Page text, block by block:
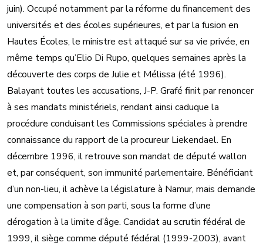
juin). Occupé notamment par la réforme du financement des
universités et des écoles supérieures, et par la fusion en
Hautes Écoles, le ministre est attaqué sur sa vie privée, en
même temps qu’Elio Di Rupo, quelques semaines après la
découverte des corps de Julie et Mélissa (été 1996).
Balayant toutes les accusations, J-P. Grafé finit par renoncer
à ses mandats ministériels, rendant ainsi caduque la
procédure conduisant les Commissions spéciales à prendre
connaissance du rapport de la procureur Liekendael. En
décembre 1996, il retrouve son mandat de député wallon
et, par conséquent, son immunité parlementaire. Bénéficiant
d’un non-lieu, il achève la législature à Namur, mais demande
une compensation à son parti, sous la forme d’une
dérogation à la limite d’âge. Candidat au scrutin fédéral de
1999, il siège comme député fédéral (1999-2003), avant